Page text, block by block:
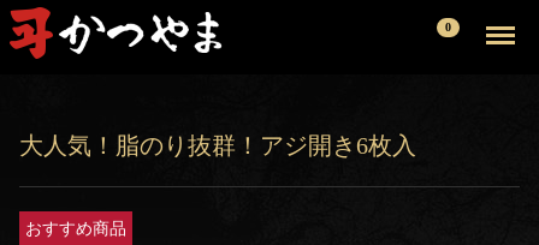
0
大人気！脂のり抜群！アジ開き6枚入
おすすめ商品